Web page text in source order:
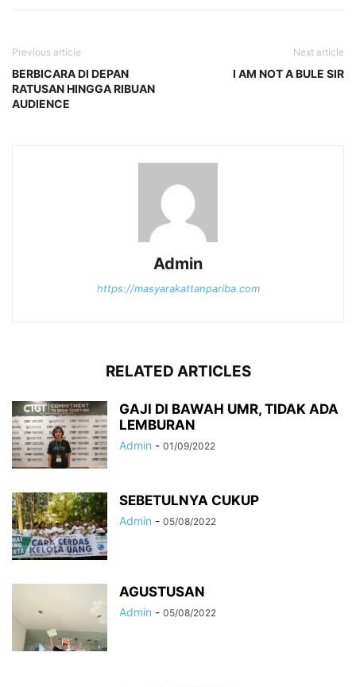
Previous article
BERBICARA DI DEPAN
RATUSAN HINGGA RIBUAN
AUDIENCE
Next article
I AM NOT A BULE SIR
Admin
https://masyarakattanpariba.com
RELATED ARTICLES
GAJI DI BAWAH UMR, TIDAK ADA
LEMBURAN
Admin - 01/09/2022
SEBETULNYA CUKUP
Admin - 05/08/2022
AGUSTUSAN
Admin - 05/08/2022